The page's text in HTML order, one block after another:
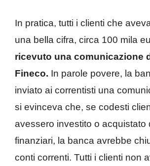
In pratica, tutti i clienti che
una bella cifra, circa 100 mila
ricevuto una comunicazione
Fineco. In parole povere, la
inviato ai correntisti una
si evinceva che, se codesti
avessero investito o acquistato
finanziari, la banca avrebbe
conti correnti. Tutti i clienti non